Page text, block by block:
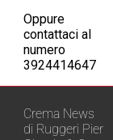
Oppure
contattaci al
numero
3924414647
Crema News
di Ruggeri Pier